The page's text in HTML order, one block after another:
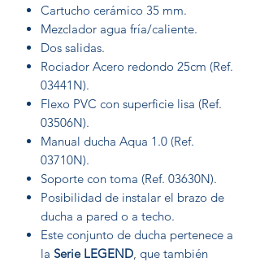
Cartucho cerámico 35 mm.
Mezclador agua fría/caliente.
Dos salidas.
Rociador Acero redondo 25cm (Ref.
03441N).
Flexo PVC con superficie lisa (Ref.
03506N).
Manual ducha Aqua 1.0 (Ref.
03710N).
Soporte con toma (Ref. 03630N).
Posibilidad de instalar el brazo de
ducha a pared o a techo.
Este conjunto de ducha pertenece a
la Serie LEGEND , que también